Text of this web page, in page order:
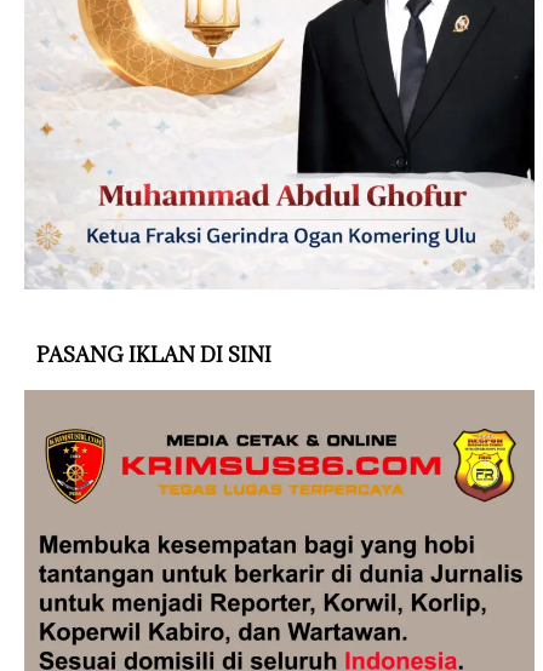
PASANG IKLAN DI SINI